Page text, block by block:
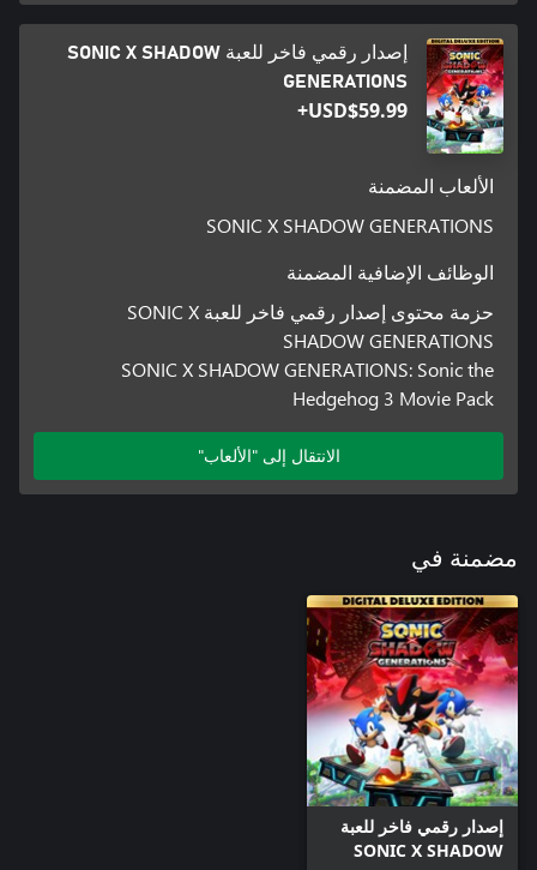
إصدار رقمي فاخر للعبة SONIC X SHADOW
GENERATIONS
USD$59.99+
الألعاب المضمنة
SONIC X SHADOW GENERATIONS
الوظائف الإضافية المضمنة
حزمة محتوى إصدار رقمي فاخر للعبة SONIC X
SHADOW GENERATIONS
SONIC X SHADOW GENERATIONS: Sonic the
Hedgehog 3 Movie Pack
الانتقال إلى "الألعاب"
مضمنة في
إصدار رقمي فاخر للعبة
SONIC X SHADOW